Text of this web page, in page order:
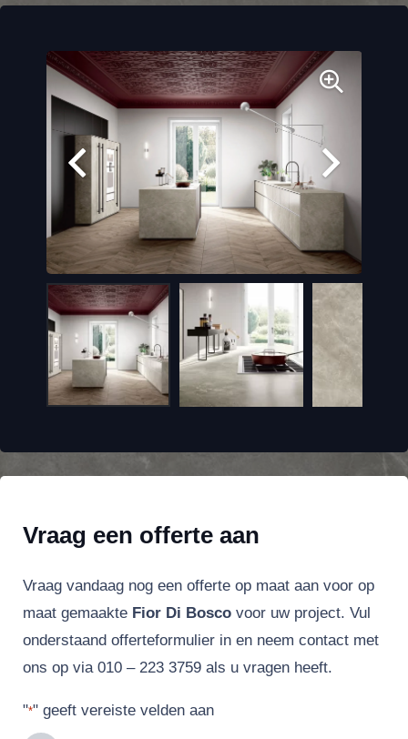
Vraag een offerte aan
Vraag vandaag nog een offerte op maat aan voor op
maat gemaakte Fior Di Bosco voor uw project. Vul
onderstaand offerteformulier in en neem contact met
ons op via 010 – 223 3759 als u vragen heeft.
"*" geeft vereiste velden aan